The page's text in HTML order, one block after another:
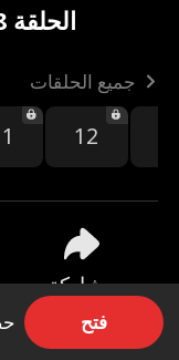
الحلقة 8 - نجم من الرماد الفيلم كامل
جميع الحلقات
12
مشاركة
فتح